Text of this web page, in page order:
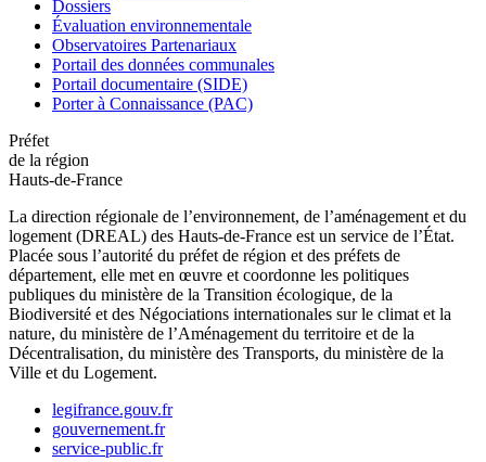
Dossiers
Évaluation environnementale
Observatoires Partenariaux
Portail des données communales
Portail documentaire (SIDE)
Porter à Connaissance (PAC)
Préfet
de la région
Hauts-de-France
La direction régionale de l’environnement, de l’aménagement et du
logement (DREAL) des Hauts-de-France est un service de l’État.
Placée sous l’autorité du préfet de région et des préfets de
département, elle met en œuvre et coordonne les politiques
publiques du ministère de la Transition écologique, de la
Biodiversité et des Négociations internationales sur le climat et la
nature, du ministère de l’Aménagement du territoire et de la
Décentralisation, du ministère des Transports, du ministère de la
Ville et du Logement.
legifrance.gouv.fr
gouvernement.fr
service-public.fr